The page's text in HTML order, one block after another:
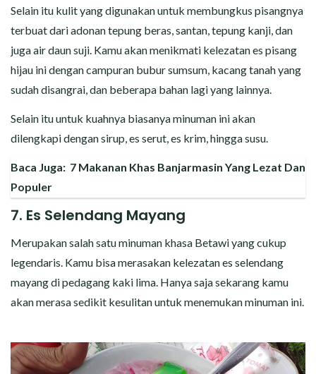
Selain itu kulit yang digunakan untuk membungkus pisangnya
terbuat dari adonan tepung beras, santan, tepung kanji, dan
juga air daun suji. Kamu akan menikmati kelezatan es pisang
hijau ini dengan campuran bubur sumsum, kacang tanah yang
sudah disangrai, dan beberapa bahan lagi yang lainnya.
Selain itu untuk kuahnya biasanya minuman ini akan
dilengkapi dengan sirup, es serut, es krim, hingga susu.
Baca Juga: 7 Makanan Khas Banjarmasin Yang Lezat Dan
Populer
7. Es Selendang Mayang
Merupakan salah satu minuman khasa Betawi yang cukup
legendaris. Kamu bisa merasakan kelezatan es selendang
mayang di pedagang kaki lima. Hanya saja sekarang kamu
akan merasa sedikit kesulitan untuk menemukan minuman ini.